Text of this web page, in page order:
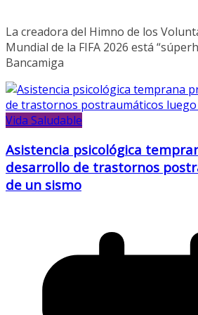
La creadora del Himno de los
Mundial de la FIFA 2026 está
Bancamiga
Vida Saludable
Asistencia psicológica
desarrollo de trastornos
de un sismo